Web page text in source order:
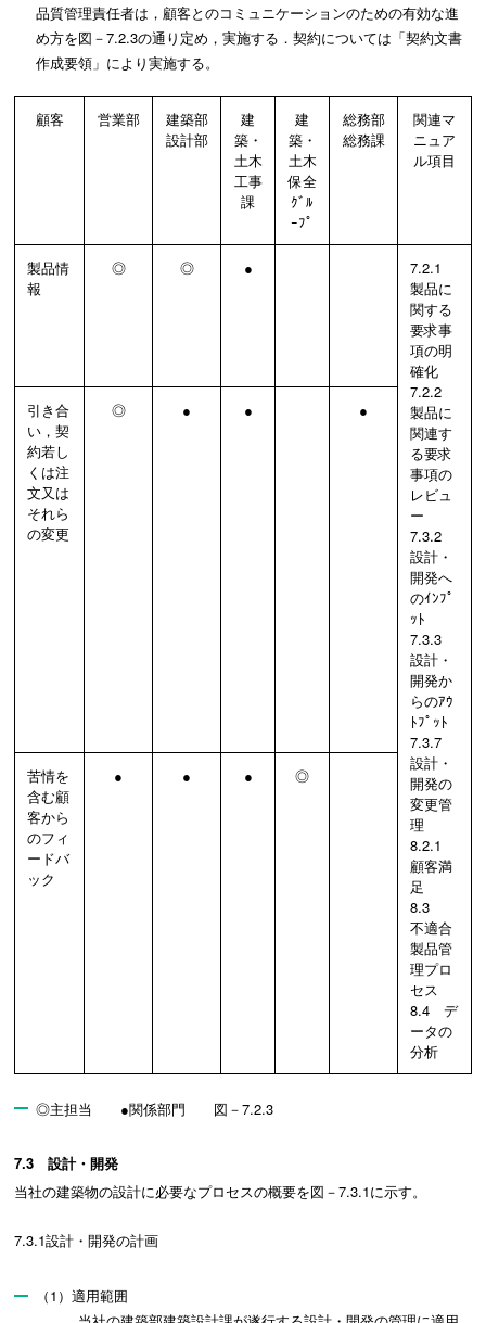
品質管理責任者は，顧客とのコミュニケーションのための有効な進
め方を図－7.2.3の通り定め，実施する．契約については「契約文書
作成要領」により実施する。
顧客 営業部
建築部
設計部
建
築・
土木
工事
課
建
築・
土木
保全
ｸﾞﾙ
ｰﾌﾟ
総務部
総務課
関連マ
ニュア
ル項目
製品情
報
◎ ◎ ●
7.2.1
製品に
関する
要求事
項の明
確化
7.2.2
製品に
関連す
る要求
事項の
レビュ
ー
7.3.2
設計・
開発へ
のｲﾝﾌﾟ
ｯﾄ
7.3.3
設計・
開発か
らのｱｳ
ﾄﾌﾟｯﾄ
7.3.7
設計・
開発の
変更管
理
8.2.1
顧客満
足
8.3
不適合
製品管
理プロ
セス
8.4 デ
ータの
分析
引き合
い，契
約若し
くは注
文又は
それら
の変更
◎ ● ● ●
苦情を
含む顧
客から
のフィ
ードバ
ック
● ● ● ◎
◎主担当 ●関係部門 図－7.2.3
7.3 設計・開発
当社の建築物の設計に必要なプロセスの概要を図－7.3.1に示す。
7.3.1設計・開発の計画
（1）適用範囲